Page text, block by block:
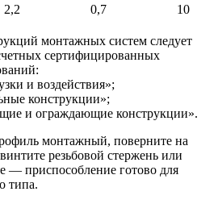
2,2 0,7 10
монтажных систем следует
сертифицированных
и воздействия»;
конструкции»;
и ограждающие конструкции».
монтажный, поверните на
резьбовой стержень или
— приспособление готово для
типа.